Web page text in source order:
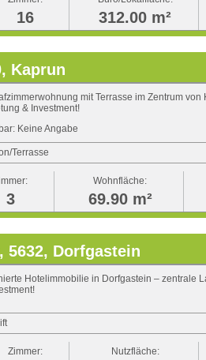
16 312.00 m²
Kaprun
mit Terrasse im Zentrum von
& Investment!
Keine Angabe
Terrasse
3
Wohnfläche:
69.90 m²
5632, Dorfgastein
Hotelimmobilie in Dorfgastein – zentrale
Zimmer: Nutzfläche: